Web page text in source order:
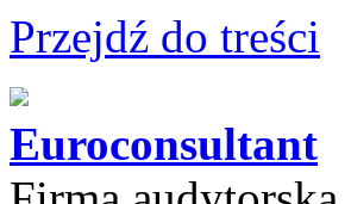
Przejdź do treści
Euroconsultant